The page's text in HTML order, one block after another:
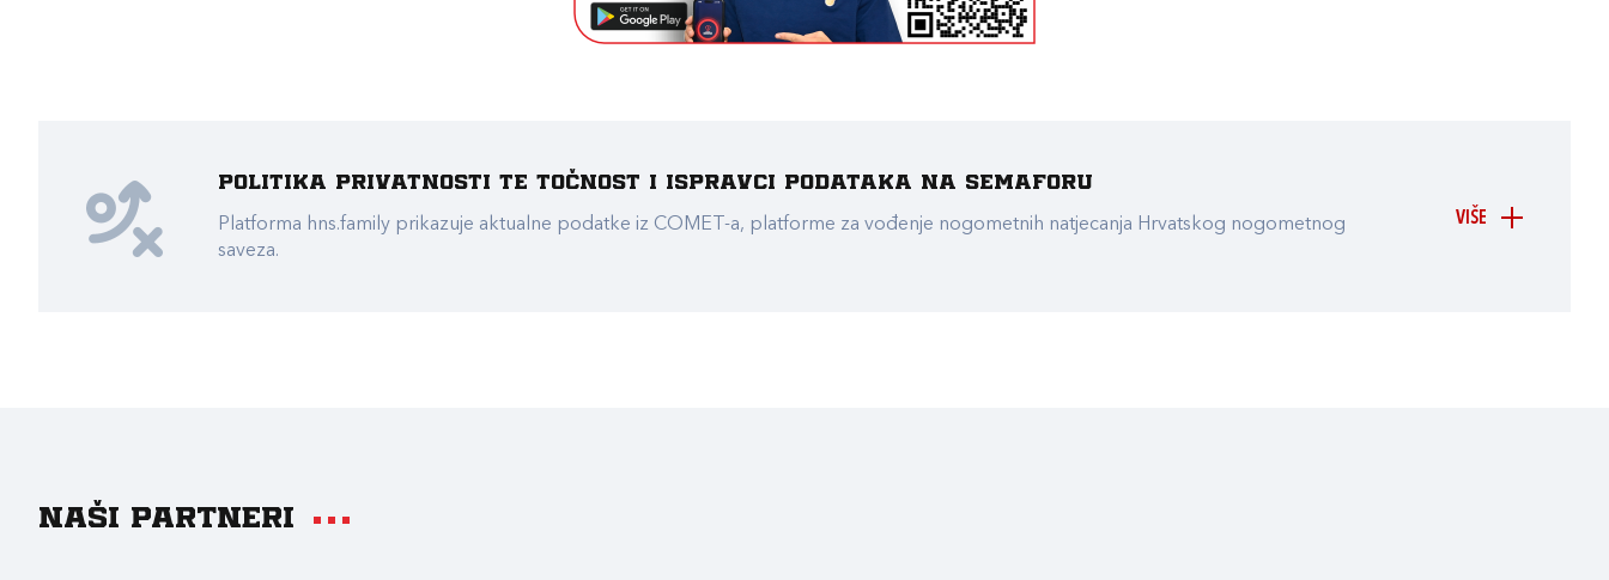
VIŠE
Politika privatnosti te točnost i ispravci podataka na Semaforu
Platforma hns.family prikazuje aktualne podatke iz COMET-a, platforme za vođenje nogometnih natjecanja Hrvatskog nogometnog
saveza.
Naši partneri